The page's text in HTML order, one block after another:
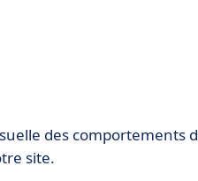
des comportements
site.